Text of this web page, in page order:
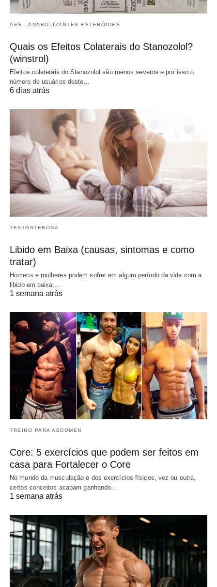
AES - ANABOLIZANTES ESTERÓIDES
Quais os Efeitos Colaterais do Stanozolol?
(winstrol)
Efeitos colaterais do Stanozolol são menos severos e por isso o
número de usuários deste…
6 dias atrás
TESTOSTERONA
Libido em Baixa (causas, sintomas e como
tratar)
Homens e mulheres podem sofrer em algum período da vida com a
libido em baixa,…
1 semana atrás
TREINO PARA ABDOMEN
Core: 5 exercícios que podem ser feitos em
casa para Fortalecer o Core
No mundo da musculação e dos exercícios físicos, vez ou outra,
certos conceitos acabam ganhando…
1 semana atrás